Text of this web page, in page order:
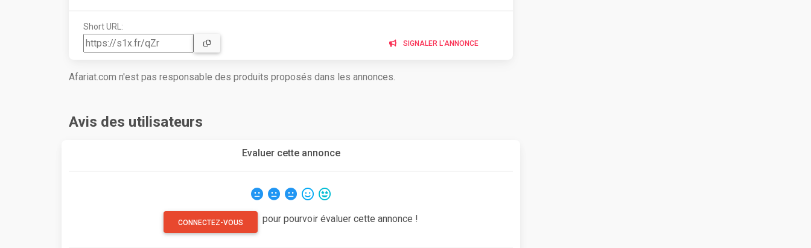
Short URL:
SIGNALER L'ANNONCE
Afariat.com n'est pas responsable des produits proposés dans les annonces.
Avis des utilisateurs
Evaluer cette annonce
CONNECTEZ-VOUS pour pourvoir évaluer cette annonce !